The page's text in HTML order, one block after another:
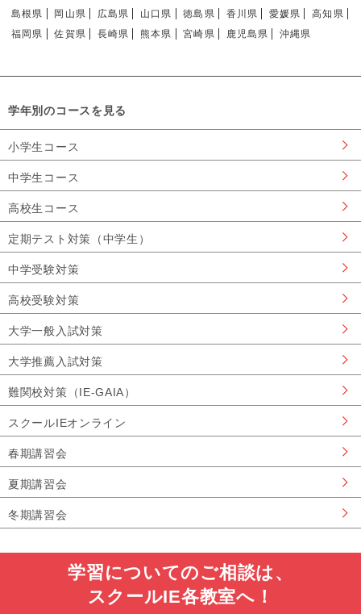
島根県
岡山県 広島県 山口県 徳島県 香川県 愛媛県
高知県
福岡県
佐賀県 長崎県 熊本県 宮崎県 鹿児島県 沖縄県
学年別のコースを見る
小学生コース
中学生コース
高校生コース
定期テスト対策（中学生）
中学受験対策
高校受験対策
大学一般入試対策
大学推薦入試対策
難関校対策（IE-GAIA）
スクールIEオンライン
春期講習会
夏期講習会
冬期講習会
学習についてのご相談は、
スクールIE各教室へ！